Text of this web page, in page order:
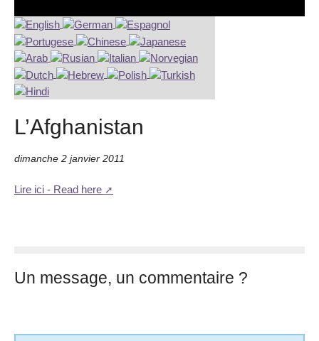
L’Afghanistan
dimanche 2 janvier 2011
Lire ici - Read here
Un message, un commentaire ?